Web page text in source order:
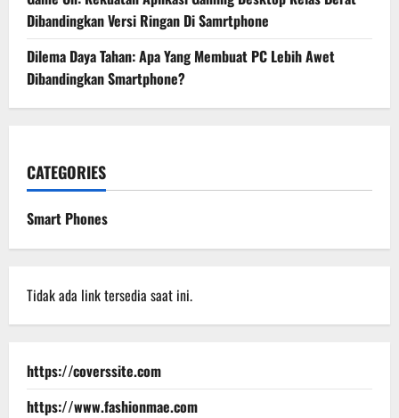
Dibandingkan Versi Ringan Di Samrtphone
Dilema Daya Tahan: Apa Yang Membuat PC Lebih Awet
Dibandingkan Smartphone?
CATEGORIES
Smart Phones
Tidak ada link tersedia saat ini.
https://coverssite.com
https://www.fashionmae.com